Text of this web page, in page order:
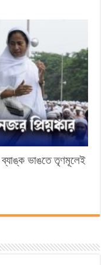
ভাঙতে তৃণমূলেই